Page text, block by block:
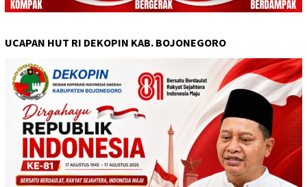
UCAPAN HUT RI DEKOPIN KAB. BOJONEGORO